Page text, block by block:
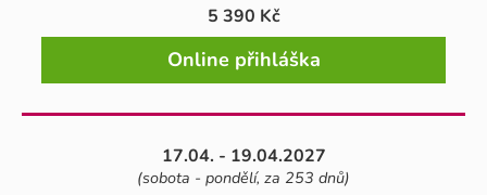
5 390 Kč
Online přihláška
17.04. - 19.04.2027
(sobota - pondělí, za 253 dnů)